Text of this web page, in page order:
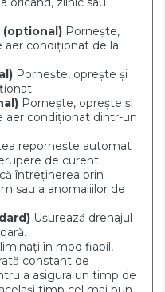
(optional) Pornește,
aer condiționat de la
Pornește, oprește și
Pornește, oprește și
aer condiționat dintr-un
repornește automat
de curent.
întreținerea prin
sau a anomaliilor de
Ușurează drenajul
în mod fiabil,
constant de
a asigura un timp de